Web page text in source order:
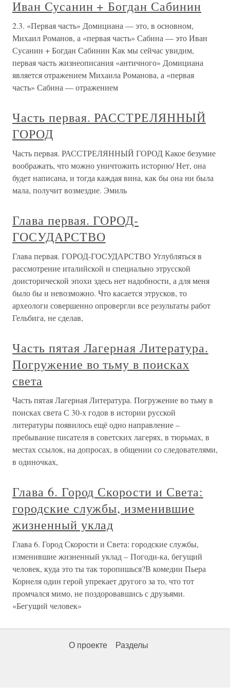
Иван Сусанин + Богдан Сабинин
2.3. «Первая часть» Домициана — это, в основном,
Михаил Романов, а «первая часть» Сабина — это Иван
Сусанин + Богдан Сабинин Как мы сейчас увидим,
первая часть жизнеописания «античного» Домициана
является отражением Михаила Романова, а «первая
часть» Сабина — отражением
Часть первая. РАССТРЕЛЯННЫЙ
ГОРОД
Часть первая. РАССТРЕЛЯННЫЙ ГОРОД Какое безумие
воображать, что можно уничтожить историю/ Нет, она
будет написана, и тогда каждая вина, как бы она ни была
мала, получит возмездие. Эмиль
Глава первая. ГОРОД-
ГОСУДАРСТВО
Глава первая. ГОРОД-ГОСУДАРСТВО Углубляться в
рассмотрение италийской и специально этрусской
доисторической эпохи здесь нет надобности, а для меня
было бы и невозможно. Что касается этрусков, то
археологи совершенно опровергли все результаты работ
Гельбига, не сделав,
Часть пятая Лагерная Литература.
Погружение во тьму в поисках
света
Часть пятая Лагерная Литература. Погружение во тьму в
поисках света С 30-х годов в истории русской
литературы появилось ещё одно направление –
пребывание писателя в советских лагерях, в тюрьмах, в
местах ссылок, на допросах, в общении со следователями,
в одиночках,
Глава 6. Город Скорости и Света:
городские службы, изменившие
жизненный уклад
Глава 6. Город Скорости и Света: городские службы,
изменившие жизненный уклад – Погоди-ка, бегущий
человек, куда это ты так торопишься?В комедии Пьера
Корнеля один герой упрекает другого за то, что тот
промчался мимо, не поздоровавшись с друзьями.
«Бегущий человек»
О проекте Разделы